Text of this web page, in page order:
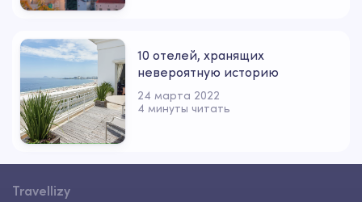
10 отелей, хранящих
невероятную историю
24 марта 2022
4 минуты читать
Travellizy